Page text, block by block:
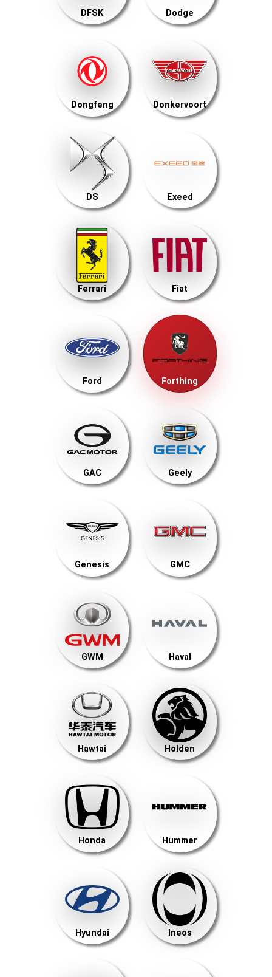
DFSK Dodge
Dongfeng Donkervoort
DS Exeed
Ferrari Fiat
Ford Forthing
GAC Geely
Genesis GMC
GWM Haval
Hawtai Holden
Honda Hummer
Hyundai Ineos